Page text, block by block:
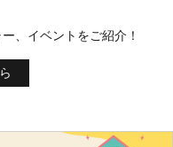
、イベントをご紹介！